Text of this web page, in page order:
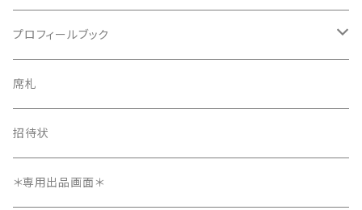
プロフィールブック
長方形タイプ
正方形タイプ
席札
招待状
メニュー表
プロフィールブック
長方形タイプ
8ページ
12ページ
正方形タイプ
席札
招待状
＊専用出品画面＊